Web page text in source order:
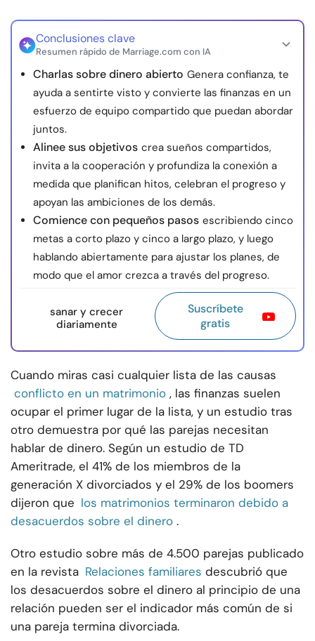
Conclusiones clave
Resumen rápido de Marriage.com con IA
Charlas sobre dinero abierto Genera confianza, te
ayuda a sentirte visto y convierte las finanzas en un
esfuerzo de equipo compartido que puedan abordar
juntos.
Alinee sus objetivos crea sueños compartidos,
invita a la cooperación y profundiza la conexión a
medida que planifican hitos, celebran el progreso y
apoyan las ambiciones de los demás.
Comience con pequeños pasos escribiendo cinco
metas a corto plazo y cinco a largo plazo, y luego
hablando abiertamente para ajustar los planes, de
modo que el amor crezca a través del progreso.
sanar y crecer
diariamente
Suscríbete
gratis
Cuando miras casi cualquier lista de las causas
conflicto en un matrimonio , las finanzas suelen
ocupar el primer lugar de la lista, y un estudio tras
otro demuestra por qué las parejas necesitan
hablar de dinero. Según un estudio de TD
Ameritrade, el 41% de los miembros de la
generación X divorciados y el 29% de los boomers
dijeron que los matrimonios terminaron debido a
desacuerdos sobre el dinero .
Otro estudio sobre más de 4.500 parejas publicado
en la revista Relaciones familiares descubrió que
los desacuerdos sobre el dinero al principio de una
relación pueden ser el indicador más común de si
una pareja termina divorciada.